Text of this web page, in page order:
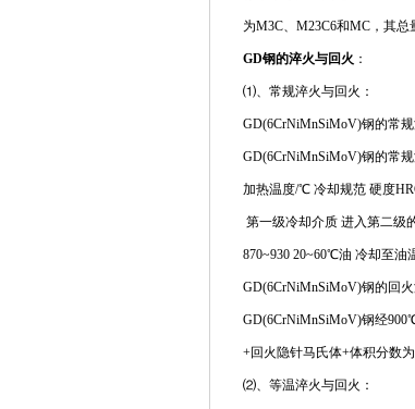
为M3C、M23C6和MC，其总
GD钢的淬火与回火 ：
⑴、常规淬火与回火：
GD(6CrNiMnSiMoV)钢的常规
GD(6CrNiMnSiMoV)钢的常
加热温度/℃ 冷却规范 硬度
第一级冷却介质 进入第二级
870~930 20~60℃油 冷却至油
GD(6CrNiMnSiMoV)钢的回
GD(6CrNiMnSiMoV)钢经
+回火隐针马氏体+体积分数
⑵、等温淬火与回火：